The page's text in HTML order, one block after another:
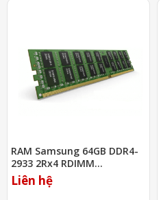
RAM Samsung 64GB DDR4-
2933 2Rx4 RDIMM
(M393A8G40MB2-CVF)
Liên hệ